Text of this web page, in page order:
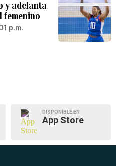
y adelanta
femenino
p.m.
DISPONIBLE EN
App Store